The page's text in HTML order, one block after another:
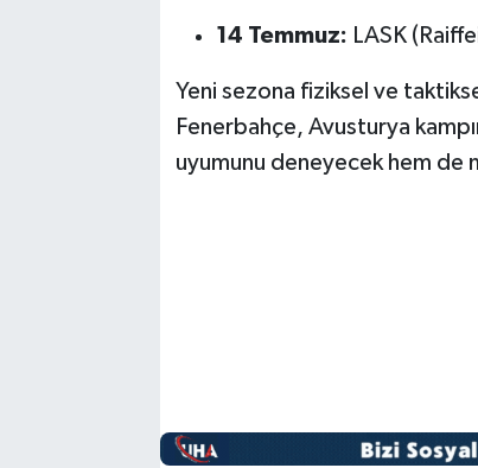
14 Temmuz: LASK
Yeni sezona fiziksel ve
Fenerbahçe, Avusturya
uyumunu deneyecek hem de